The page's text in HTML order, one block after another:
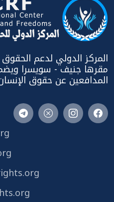
المركز الدولي لدعم
مقرها جنيف - سويسرا
المدافعين عن حقوق